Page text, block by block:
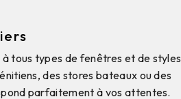
tous types de fenêtres et de styles
des stores bateaux ou des
parfaitement à vos attentes.